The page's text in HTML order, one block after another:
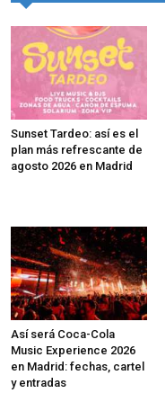
Sunset Tardeo: así es el
plan más refrescante de
agosto 2026 en Madrid
Así será Coca-Cola
Music Experience 2026
en Madrid: fechas, cartel
y entradas